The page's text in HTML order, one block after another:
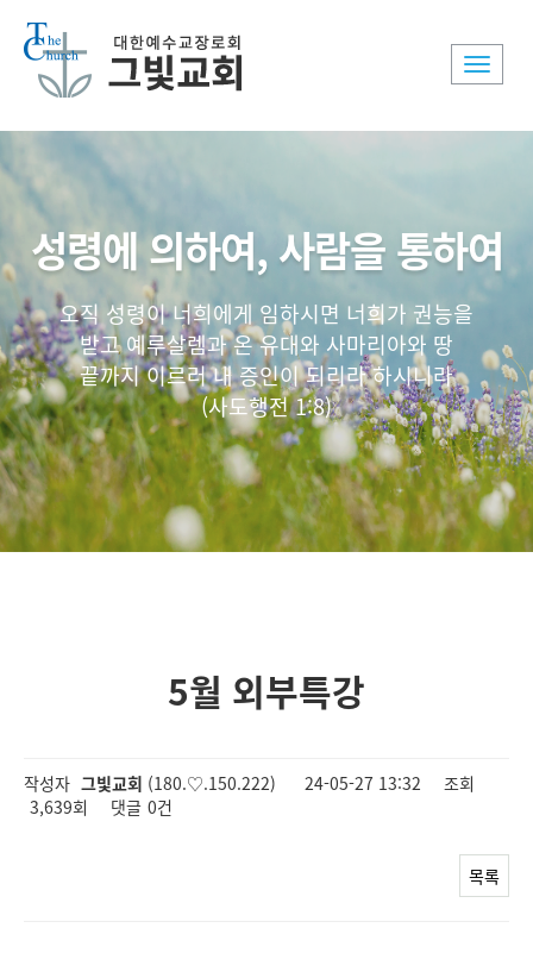
Toggle
성령에 의하여, 사람을 통하여
오직 성령이 너희에게 임하시면 너희가 권능을
받고 예루살렘과 온 유대와 사마리아와 땅
끝까지 이르러 내 증인이 되리라 하시니라
(사도행전 1:8)
5월 외부특강
작성자 그빛교회 (180.♡.150.222) 24-05-27 13:32
조회
3,639회
댓글 0건
목록